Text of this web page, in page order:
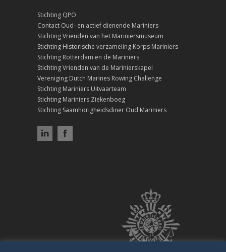
Stichting QPO
Contact Oud- en actief dienende Mariniers
Stichting Vrienden van het Mariniersmuseum
Stichting Historische verzameling Korps Mariniers
Stichting Rotterdam en de Mariniers
Stichting Vrienden van de Marinierskapel
Vereniging Dutch Marines Rowing Challenge
Stichting Mariniers Uitvaarteam
Stichting Mariniers Ziekenboeg
Stichting Saamhorigheidsdiner Oud Mariniers